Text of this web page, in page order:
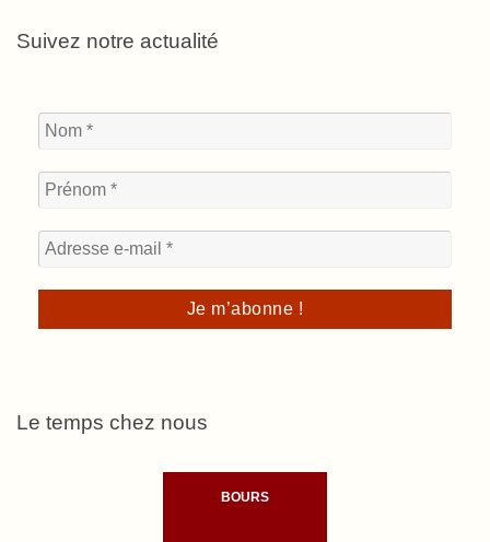
Suivez notre actualité
Le temps chez nous